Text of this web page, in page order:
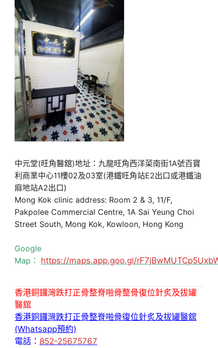
中元堂(旺角醫舘)地址：九龍旺角西洋菜南街1A號百寶
利商業中心11樓02及03室(港鐵旺角站E2出口或港鐵油
麻地站A2出口)
Mong Kok clinic address: Room 2 & 3, 11/F,
Pakpolee Commercial Centre, 1A Sai Yeung Choi
Street South, Mong Kok, Kowloon, Hong Kong
Google
Map： https://maps.app.goo.gl/
香港銅鑼灣跌打正骨整脊啪骨整骨復位針炙及拔罐
醫舘
香港銅鑼灣跌打正骨整脊啪骨復位針炙及拔罐醫舘
(Whatsapp預約)
電話： 852-25675767